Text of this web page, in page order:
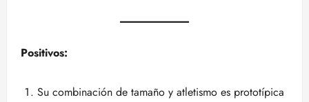
Positivos:
Su combinación de tamaño y atletismo es prototípica